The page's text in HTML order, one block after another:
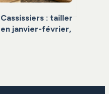
Cassissiers : tailler
en janvier-février,